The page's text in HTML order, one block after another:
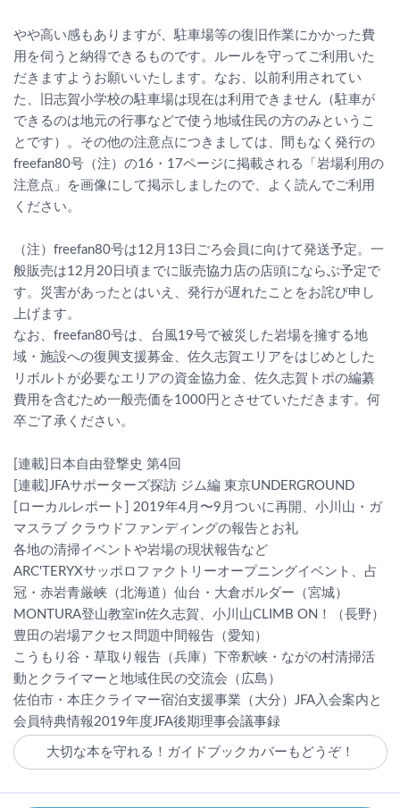
やや高い感もありますが、駐車場等の復旧作業にかかった費
用を伺うと納得できるものです。ルールを守ってご利用いた
だきますようお願いいたします。なお、以前利用されてい
た、旧志賀小学校の駐車場は現在は利用できません（駐車が
できるのは地元の行事などで使う地域住民の方のみというこ
とです）。その他の注意点につきましては、間もなく発行の
freefan80号（注）の16・17ページに掲載される「岩場利用の
注意点」を画像にして掲示しましたので、よく読んでご利用
ください。
（注）freefan80号は12月13日ごろ会員に向けて発送予定。一
般販売は12月20日頃までに販売協力店の店頭にならぶ予定で
す。災害があったとはいえ、発行が遅れたことをお詫び申し
上げます。
なお、freefan80号は、台風19号で被災した岩場を擁する地
域・施設への復興支援募金、佐久志賀エリアをはじめとした
リボルトが必要なエリアの資金協力金、佐久志賀トポの編纂
費用を含むため一般売価を1000円とさせていただきます。何
卒ご了承ください。
[連載]日本自由登撃史 第4回
[連載]JFAサポーターズ探訪 ジム編 東京UNDERGROUND
[ローカルレポート] 2019年4月〜9月ついに再開、小川山・ガ
マスラブ クラウドファンディングの報告とお礼
各地の清掃イベントや岩場の現状報告など
ARC'TERYXサッポロファクトリーオープニングイベント、占
冠・赤岩青厳峡（北海道）仙台・大倉ボルダー（宮城）
MONTURA登山教室in佐久志賀、小川山CLIMB ON！（長野）
豊田の岩場アクセス問題中間報告（愛知）
こうもり谷・草取り報告（兵庫）下帝釈峡・ながの村清掃活
動とクライマーと地域住民の交流会（広島）
佐伯市・本庄クライマー宿泊支援事業（大分）JFA入会案内と
会員特典情報2019年度JFA後期理事会議事録
大切な本を守れる！ガイドブックカバーもどうぞ！